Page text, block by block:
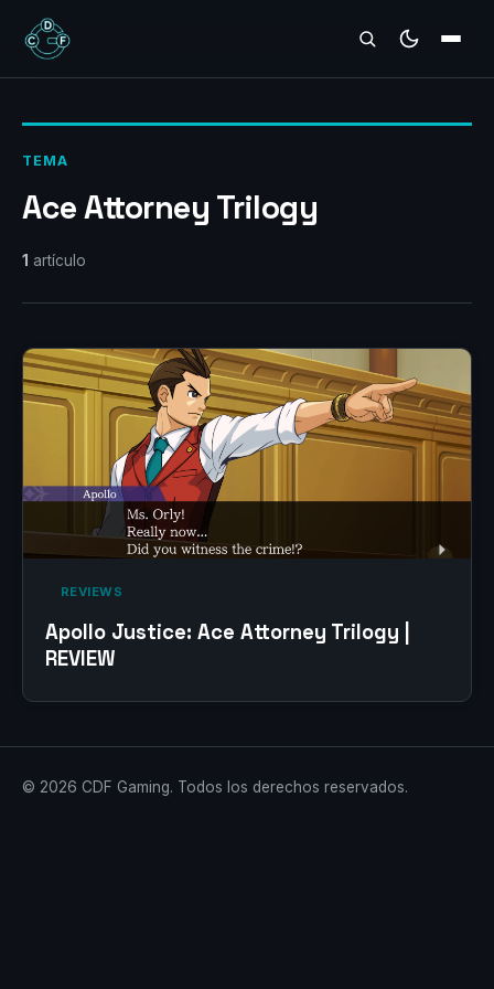
REVIEWS
TEMA
Ace Attorney Trilogy
1 artículo
‎ REVIEWS‎
Apollo Justice: Ace Attorney Trilogy |
REVIEW
© 2026 CDF Gaming. Todos los derechos reservados.